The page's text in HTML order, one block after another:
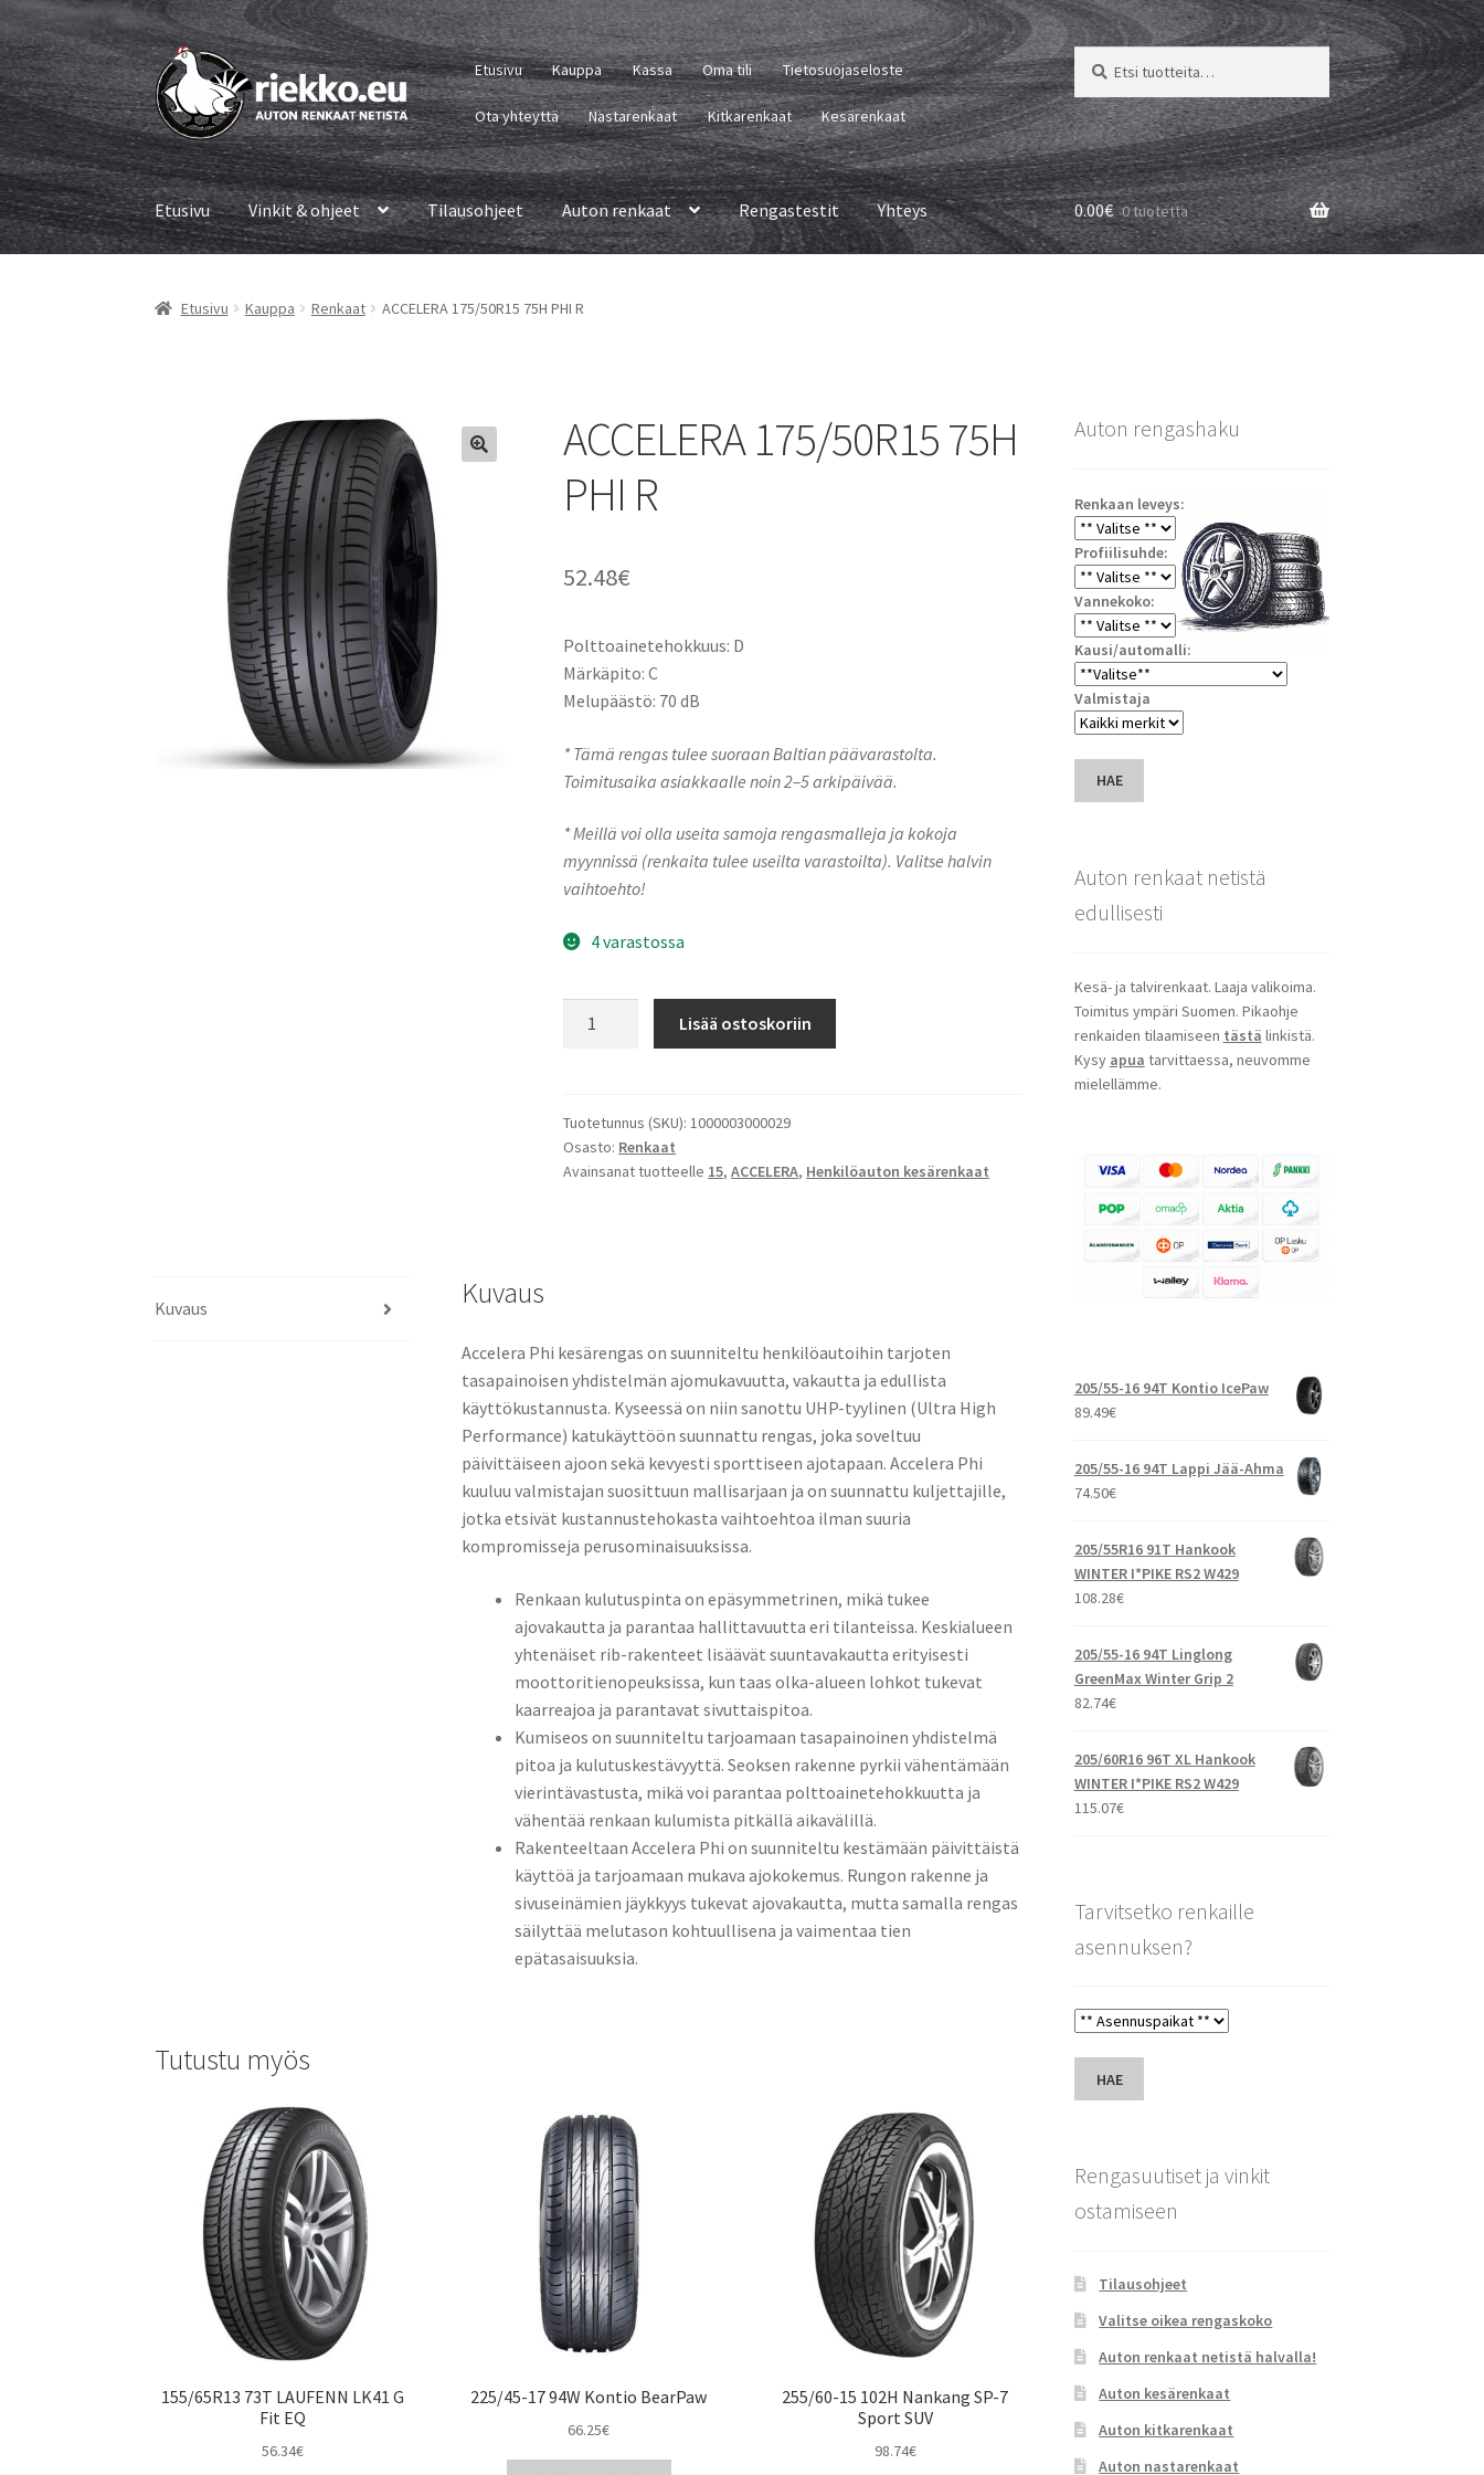
Siirry
navigointiin
Siirry
sisältöön
Etusivu Kauppa Kassa Oma tili Tietosuojaseloste
Ota yhteyttä Nastarenkaat Kitkarenkaat Kesärenkaat
Etsi:
Haku
Etusivu Vinkit & ohjeet Tilausohjeet Auton renkaat Rengastestit Yhteys 0.00€ 0 tuotetta
Etusivu Kauppa Renkaat ACCELERA 175/50R15 75H PHI R
ACCELERA 175/50R15 75H
PHI R
52.48€
Polttoainetehokkuus: D
Märkäpito: C
Melupäästö: 70 dB
* Tämä rengas tulee suoraan Baltian päävarastolta.
Toimitusaika asiakkaalle noin 2–5 arkipäivää.
* Meillä voi olla useita samoja rengasmalleja ja kokoja
myynnissä (renkaita tulee useilta varastoilta). Valitse halvin
vaihtoehto!
4 varastossa
R
määrä
Lisää ostoskoriin
Tuotetunnus (SKU):1000003000029
Osasto: Renkaat
Avainsanat tuotteelle 15,ACCELERA, Henkilöauton kesärenkaat
Kuvaus Kuvaus
Accelera Phi kesärengas on suunniteltu henkilöautoihin tarjoten
tasapainoisen yhdistelmän ajomukavuutta, vakautta ja edullista
käyttökustannusta. Kyseessä on niin sanottu UHP-tyylinen (Ultra High
Performance) katukäyttöön suunnattu rengas, joka soveltuu
päivittäiseen ajoon sekä kevyesti sporttiseen ajotapaan. Accelera Phi
kuuluu valmistajan suosittuun mallisarjaan ja on suunnattu kuljettajille,
jotka etsivät kustannustehokasta vaihtoehtoa ilman suuria
kompromisseja perusominaisuuksissa.
Renkaan kulutuspinta on epäsymmetrinen, mikä tukee
ajovakautta ja parantaa hallittavuutta eri tilanteissa. Keskialueen
yhtenäiset rib-rakenteet lisäävät suuntavakautta erityisesti
moottoritienopeuksissa, kun taas olka-alueen lohkot tukevat
kaarreajoa ja parantavat sivuttaispitoa.
Kumiseos on suunniteltu tarjoamaan tasapainoinen yhdistelmä
pitoa ja kulutuskestävyyttä. Seoksen rakenne pyrkii vähentämään
vierintävastusta, mikä voi parantaa polttoainetehokkuutta ja
vähentää renkaan kulumista pitkällä aikavälillä.
Rakenteeltaan Accelera Phi on suunniteltu kestämään päivittäistä
käyttöä ja tarjoamaan mukava ajokokemus. Rungon rakenne ja
sivuseinämien jäykkyys tukevat ajovakautta, mutta samalla rengas
säilyttää melutason kohtuullisena ja vaimentaa tien
epätasaisuuksia.
Tutustu myös
155/65R13 73T LAUFENN LK41 G
Fit EQ
56.34€
225/45-17 94W Kontio BearPaw
66.25€
255/60-15 102H Nankang SP-7
Sport SUV
98.74€
Auton rengashaku
Renkaan leveys:
Profiilisuhde:
Vannekoko:
Kausi/automalli:
Valmistaja
HAE
Auton renkaat netistä
edullisesti
Kesä- ja talvirenkaat. Laaja valikoima.
Toimitus ympäri Suomen. Pikaohje
renkaiden tilaamiseen tästä linkistä.
Kysy apua tarvittaessa, neuvomme
mielellämme.
205/55-16 94T Kontio IcePaw
89.49€
205/55-16 94T Lappi Jää-Ahma
74.50€
205/55R16 91T Hankook
WINTER I*PIKE RS2 W429
108.28€
205/55-16 94T Linglong
GreenMax Winter Grip 2
82.74€
205/60R16 96T XL Hankook
WINTER I*PIKE RS2 W429
115.07€
Tarvitsetko renkaille
asennuksen?
HAE
Rengasuutiset ja vinkit
ostamiseen
Tilausohjeet
Valitse oikea rengaskoko
Auton renkaat netistä halvalla!
Auton kesärenkaat
Auton kitkarenkaat
Auton nastarenkaat